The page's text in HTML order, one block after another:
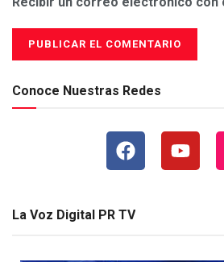
Conoce Nuestras Redes
La Voz Digital PR TV